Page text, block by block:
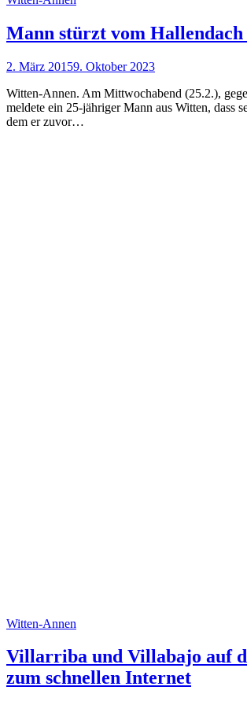
Mann stürzt vom Hallendach
2. März 20159. Oktober 2023
Witten-Annen. Am Mittwochabend (25.2.),
meldete ein 25-jähriger Mann aus Witten, dass
dem er zuvor…
Witten-Annen
Villarriba und Villabajo auf
zum schnellen Internet